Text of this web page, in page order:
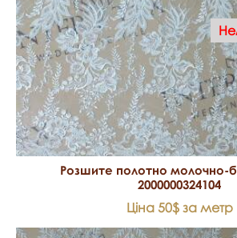
Розшите полотно молочно-
2000000324104
Ціна 50$ за метр